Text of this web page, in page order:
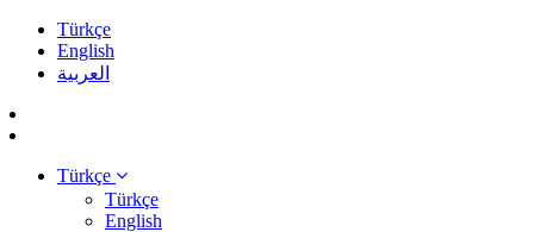
Türkçe
English
العربية
Türkçe
Türkçe
English